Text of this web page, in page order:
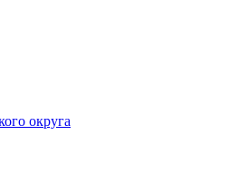
округа